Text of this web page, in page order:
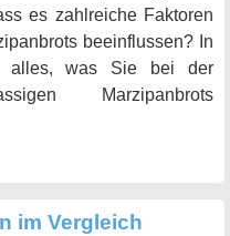
es zahlreiche Faktoren
beeinflussen? In
alles, was Sie bei der
Marzipanbrots
im Vergleich